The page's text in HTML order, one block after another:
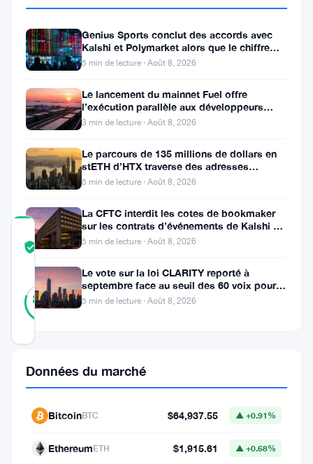
États-
l'Iran
font
chuter
Bitcoin
alors
pétrole
COMMUNITY
TRUST
Vérifié
80%
Vérifié
10
votes
Bitcoin
baisse.
Genius Sports conclut des accords avec
Kalshi et Polymarket alors que le chiffre
d’affaires du T2 atteint
5 min de lecture · Août 8, 2026
Le lancement du mainnet Fuel offre
l’exécution parallèle aux développeurs
d’Ethereum
3 min de lecture · Août 8, 2026
Le parcours de 135 millions de dollars en
stETH d’HTX traverse des adresses
Poloniex
5 min de lecture · Août 8, 2026
La CFTC interdit les cotes de bookmaker
sur les contrats d’événements de Kalshi et
Polymarket
5 min de lecture · Août 8, 2026
Le vote sur la loi CLARITY reporté à
septembre face au seuil des 60 voix pour le
projet de loi crypto
5 min de lecture · Août 8, 2026
Données du marché
BitcoinBTC $64,937.55 ▲ +0.91%
EthereumETH $1,915.61 ▲ +0.68%